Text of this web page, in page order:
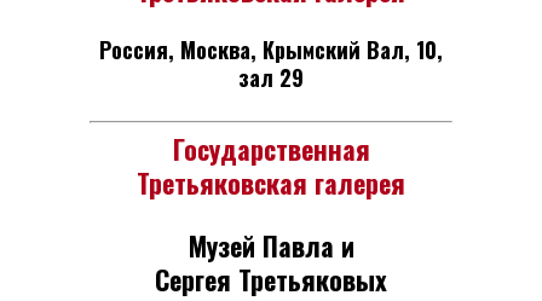
Россия, Москва, Крымский Вал, 10,
зал 29
Государственная
Третьяковская галерея
Музей Павла и
Сергея Третьяковых